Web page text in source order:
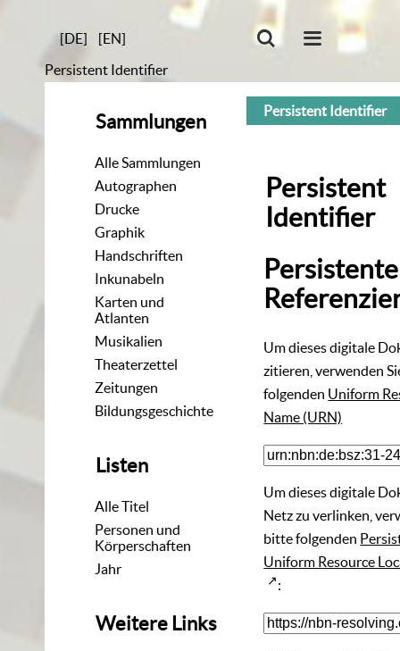
[DE]
[EN]
Persistent Identifier
Sammlungen
Alle Sammlungen
Autographen
Drucke
Graphik
Handschriften
Inkunabeln
Karten und
Atlanten
Musikalien
Theaterzettel
Zeitungen
Bildungsgeschichte
Listen
Alle Titel
Personen und
Körperschaften
Jahr
Weitere Links
Persistent Identifier
Persistent
Identifier
Persistente
Um dieses digitale
zitieren, verwenden
folgenden Uniform
Name (URN)
Um dieses digitale
Netz zu verlinken,
bitte folgenden
Uniform Resource
: